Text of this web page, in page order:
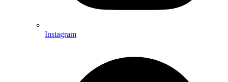
Instagram